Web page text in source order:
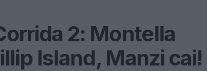
2: Montella
Island, Manzi cai!